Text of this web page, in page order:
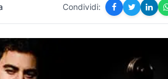
Condividi: